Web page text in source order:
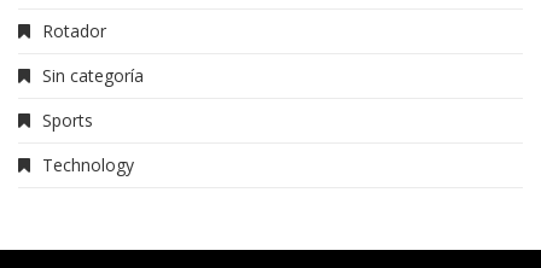
Rotador
Sin categoría
Sports
Technology